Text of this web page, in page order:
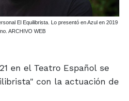
El Equilibrista. Lo presentó en Azul en 2019
ARCHIVO WEB
en el Teatro Español se
con la actuación de